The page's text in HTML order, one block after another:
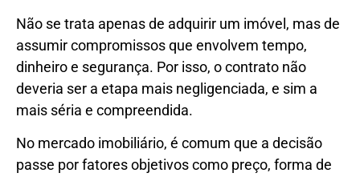
Não se trata apenas de adquirir um imóvel, mas de
assumir compromissos que envolvem tempo,
dinheiro e segurança. Por isso, o contrato não
deveria ser a etapa mais negligenciada, e sim a
mais séria e compreendida.
No mercado imobiliário, é comum que a decisão
passe por fatores objetivos como preço, forma de